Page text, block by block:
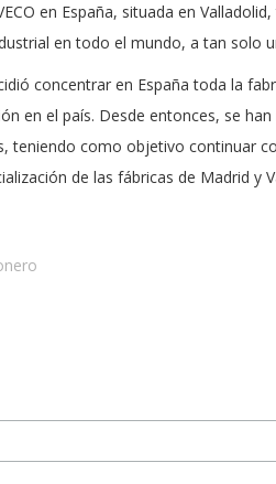
en España, situada en
en todo el mundo, a tan solo
concentrar en España toda la
en el país. Desde entonces, se
teniendo como objetivo continuar
de las fábricas de Madrid y